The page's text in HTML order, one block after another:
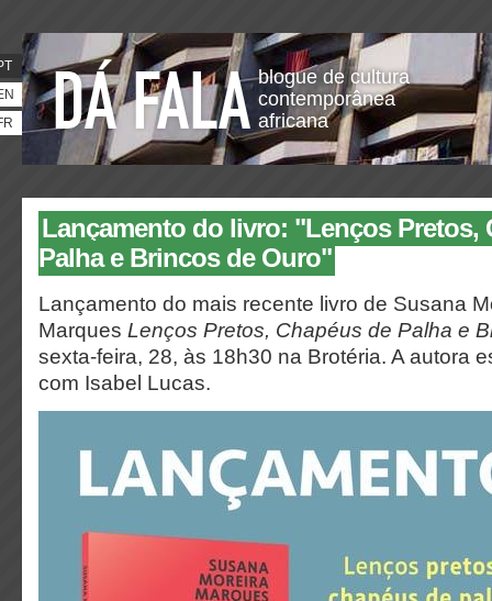
blogue de cultura
contemporânea
africana
Lançamento do livro: "Lenços Pretos,
Palha e Brincos de Ouro"
Lançamento do mais recente livro de Susana
Marques Lenços Pretos, Chapéus de Palha e
sexta-feira, 28, às 18h30 na Brotéria. A autora
com Isabel Lucas.